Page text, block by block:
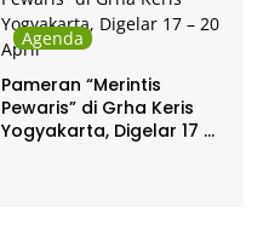
Agenda
Pameran “Merintis
Pewaris” di Grha Keris
Yogyakarta, Digelar 17 –